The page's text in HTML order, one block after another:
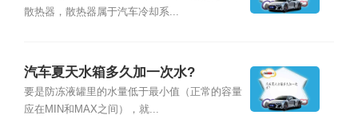
散热器，散热器属于汽车冷却系...
汽车夏天水箱多久加一次水?
要是防冻液罐里的水量低于最小值（正常的容量
应在MIN和MAX之间），就...